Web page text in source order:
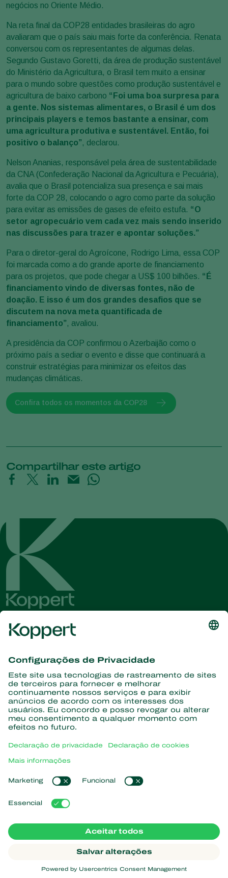
negócios no Oriente Médio.
Na reta final da COP28 entidades brasileiras do agro
avaliaram que o país saiu mais forte da conferência. Renata
conversou com os representantes de algumas delas.
Segundo Gustavo Goretti, da área de produção sustentável
do Ministério da Agricultura, o Brasil tem muito a ensinar
para o mundo sobre questões como produção sustentável e
agricultura de baixo carbono “Foi uma boa surpresa para
a gente. Nos sistemas alimentares, o Brasil é um dos
principais players e temos bastante a ensinar, com
uma agricultura produtiva e sustentável. Então, foi
positivo o balanço”, declarou.
Nelson Ananias, responsável pela área de sustentabilidade
da CNA (Confederação Nacional da Agricultura e Pecuária),
avalia que o Brasil potencializa sua presença e sai mais
forte da COP 28, colocando o agro como parte da solução
para evitar as emissões de gases de efeito estufa. “O
setor agropecuário vem cada vez mais sendo inserido
nas discussões para trazer e apontar soluções.”
Para o diretor-geral do Agroícone, Rodrigo Lima, essa COP
foi marcada como a do grande aporte de financiamento
para os projetos, que pode chegar a US$ 100 bilhões. “É
financiamento vindo de diversas fontes, não de
doação. E isso é um dos grandes desafios que se
discutem na nova meta quantificada de
financiamento”, avaliou.
A presidência da COP confirmou o Azerbaijão como o
próximo país a sediar o evento e disse que continuará a
construir estratégias para minimizar os efeitos das
mudanças climáticas.
Confira todos os momentos da COP28
Compartilhar este artigo
informações
Assine aqui
Parceiros com a natureza
Vespas Parasitoides
Nematoides benéficos
Microorganismos benéficos
Proteção de culturas
Sobre a Koppert
Centro de informações
Trabalhe na Koppert
Links de Interesse
Natutec
Gazebo
Koppert Global
Gerir cookies
Declaração de cookies